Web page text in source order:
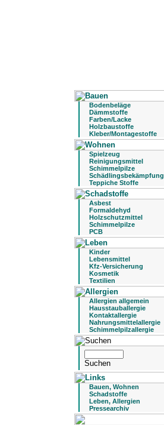
Bodenbeläge
Dämmstoffe
Farben/Lacke
Holzbaustoffe
Kleber/Montagestoffe
Spielzeug
Reinigungsmittel
Schimmelpilze
Schädlingsbekämpfung
Teppiche Stoffe
Asbest
Formaldehyd
Holzschutzmittel
Schimmelpilze
PCB
Kinder
Lebensmittel
Kfz-Versicherung
Kosmetik
Textilien
Allergien allgemein
Hausstauballergie
Kontaktallergie
Nahrungsmittelallergie
Schimmelpilzallergie
Bauen, Wohnen
Schadstoffe
Leben, Allergien
Pressearchiv